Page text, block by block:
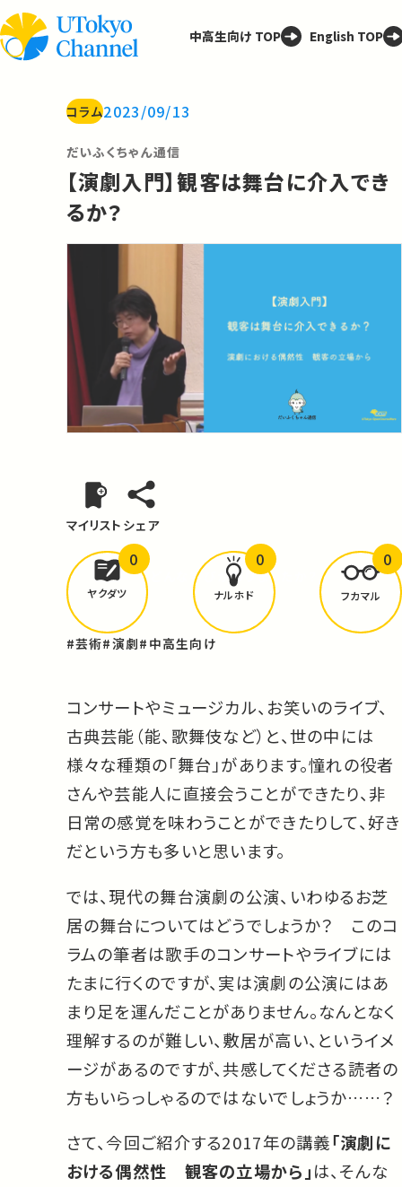
中高生向け TOP English TOP
コラム2023/09/13
だいふくちゃん通信
【演劇入門】観客は舞台に介入でき
るか？
マイリスト シェア
どんな学びがありましたか？
ヤクダツ
0
ナルホド
0
フカマル
0
#芸術#演劇#中高生向け
コンサートやミュージカル、お笑いのライブ、
古典芸能（能、歌舞伎など）と、世の中には
様々な種類の「舞台」があります。憧れの役者
さんや芸能人に直接会うことができたり、非
日常の感覚を味わうことができたりして、好き
だという方も多いと思います。
では、現代の舞台演劇の公演、いわゆるお芝
居の舞台についてはどうでしょうか？ このコ
ラムの筆者は歌手のコンサートやライブには
たまに行くのですが、実は演劇の公演にはあ
まり足を運んだことがありません。なんとなく
理解するのが難しい、敷居が高い、というイメ
ージがあるのですが、共感してくださる読者の
方もいらっしゃるのではないでしょうか……？
さて、今回ご紹介する2017年の講義「演劇に
おける偶然性 観客の立場から」は、そんな